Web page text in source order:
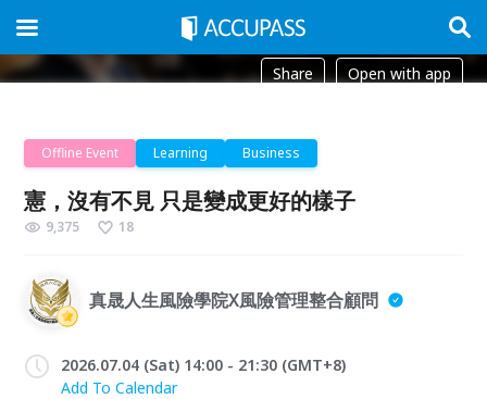
Share Open with app
Offline Event Learning Business
憲，沒有不見 只是變成更好的樣子
9,375 18
真晟人生風險學院X風險管理整合顧問
2026.07.04 (Sat) 14:00 - 21:30 (GMT+8)
Add To Calendar